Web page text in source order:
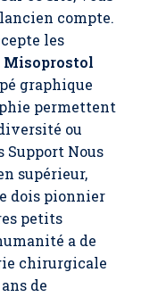
compte.
les
Misoprostol
graphique
permettent
ou
Support Nous
supérieur,
dois pionnier
petits
a de
chirurgicale
de